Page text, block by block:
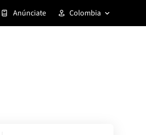
Anúnciate Colombia